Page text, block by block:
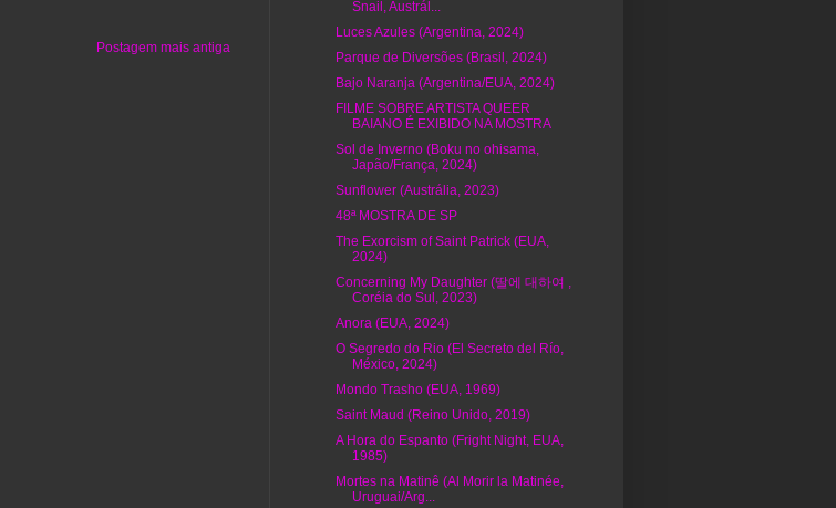
Postagem mais antiga
Snail, Austrál...
Luces Azules (Argentina, 2024)
Parque de Diversões (Brasil, 2024)
Bajo Naranja (Argentina/EUA, 2024)
FILME SOBRE ARTISTA QUEER
BAIANO É EXIBIDO NA MOSTRA
Sol de Inverno (Boku no ohisama,
Japão/França, 2024)
Sunflower (Austrália, 2023)
48ª MOSTRA DE SP
The Exorcism of Saint Patrick (EUA,
2024)
Concerning My Daughter (딸에 대하여 ,
Coréia do Sul, 2023)
Anora (EUA, 2024)
O Segredo do Rio (El Secreto del Río,
México, 2024)
Mondo Trasho (EUA, 1969)
Saint Maud (Reino Unido, 2019)
A Hora do Espanto (Fright Night, EUA,
1985)
Mortes na Matinê (Al Morir la Matinée,
Uruguai/Arg...